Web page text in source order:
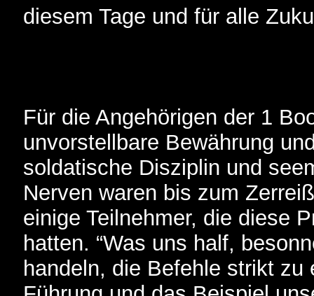
diesem Tage und für alle
Für die Angehörigen der 1
unvorstellbare Bewährung
soldatische Disziplin und
Nerven waren bis zum
einige Teilnehmer, die diese
hatten. “Was uns half,
handeln, die Befehle strikt